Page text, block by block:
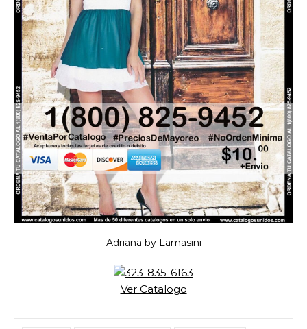
Adriana by Lamasini
Ver Catalogo